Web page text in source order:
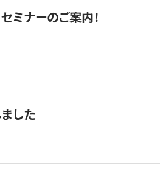
ミナーのご案内！
した